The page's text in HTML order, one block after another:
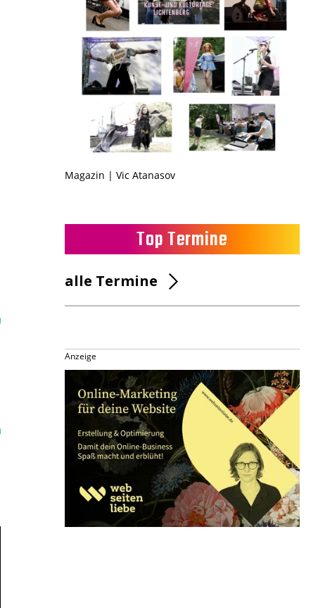
Magazin | Vic Atanasov
Top Termine
alle Termine
Anzeige